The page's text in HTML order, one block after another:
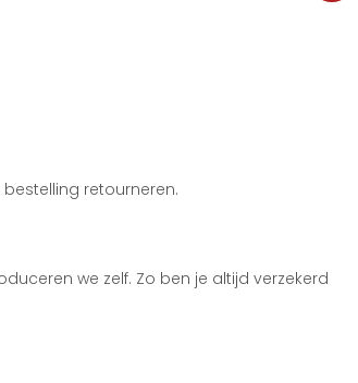
retourneren.
we zelf. Zo ben je altijd verzekerd